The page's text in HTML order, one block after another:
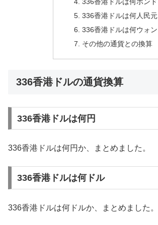
336香港ドルは何ポンド
336香港ドルは何人民元
336香港ドルは何ウォン
その他の通貨との換算
336香港ドルの通貨換算
336香港ドルは何円
336香港ドルは何円か、まとめました。
336香港ドルは何ドル
336香港ドルは何ドルか、まとめました。